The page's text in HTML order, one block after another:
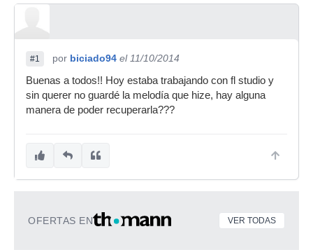
#1 por biciado94 el 11/10/2014
Buenas a todos!! Hoy estaba trabajando con fl studio y
sin querer no guardé la melodía que hize, hay alguna
manera de poder recuperarla???
OFERTAS EN VER TODAS